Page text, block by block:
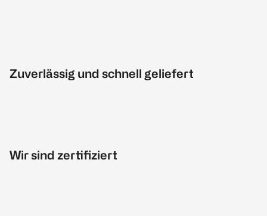
Zuverlässig und schnell geliefert
Wir sind zertifiziert